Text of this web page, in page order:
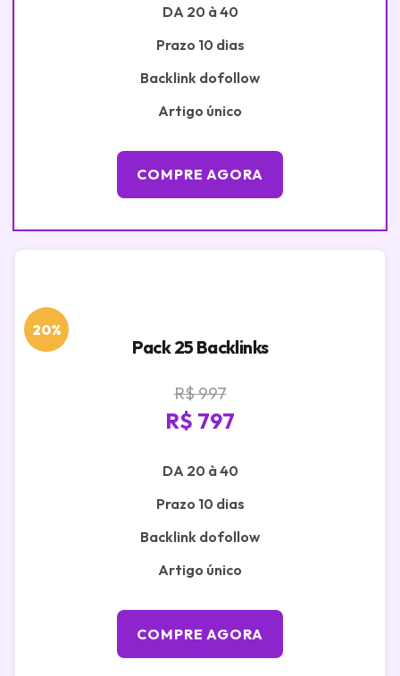
DA 20 à 40
Prazo 10 dias
Backlink dofollow
Artigo único
COMPRE AGORA
20%
Pack 25 Backlinks
R$ 997
R$ 797
DA 20 à 40
Prazo 10 dias
Backlink dofollow
Artigo único
COMPRE AGORA